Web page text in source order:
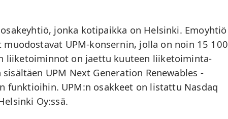
jonka kotipaikka on Helsinki. Emoyhtiö
UPM-konsernin, jolla on noin 15 100
liiketoiminnot on jaettu kuuteen liiketoiminta-
UPM Next Generation Renewables -
funktioihin. UPM:n osakkeet on listattu Nasdaq
Oy:ssä.